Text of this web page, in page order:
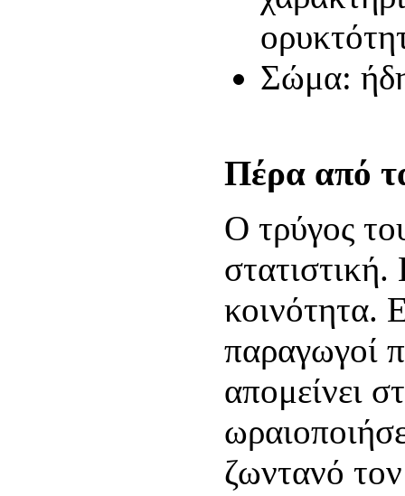
Σώμα:
Πέρα από
Ο τρύγος
κοινότητα.
παραγωγοί
απομείνει
ζωντανό